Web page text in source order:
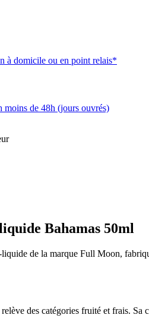
à domicile ou en point relais*
moins de 48h (jours ouvrés)
Bahamas 50ml
de la marque Full Moon,
des catégories fruité et frais.